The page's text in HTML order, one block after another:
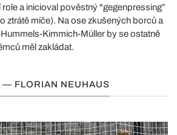
a inicioval pověstný "gegenpressing”
ztrátě míče). Na ose zkušených borců a
Kimmich-Müller by se ostatně
měl zakládat.
— FLORIAN NEUHAUS